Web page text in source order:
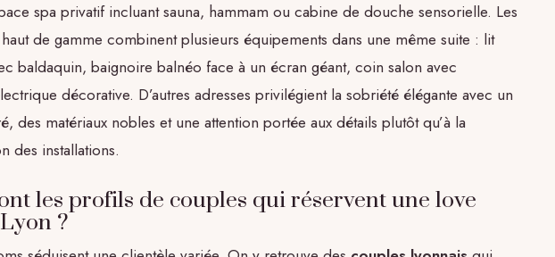
spa privatif incluant sauna, hammam ou cabine de douche sensorielle. Les
de gamme combinent plusieurs équipements dans une même suite : lit
baldaquin, baignoire balnéo face à un écran géant, coin salon avec
décorative. D’autres adresses privilégient la sobriété élégante avec un
des matériaux nobles et une attention portée aux détails plutôt qu’à la
des installations.
les profils de couples qui réservent une love
?